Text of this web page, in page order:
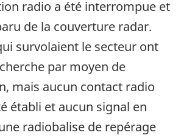
radio a été interrompue et
de la couverture radar.
survolaient le secteur ont
par moyen de
mais aucun contact radio
établi et aucun signal en
radiobalise de repérage